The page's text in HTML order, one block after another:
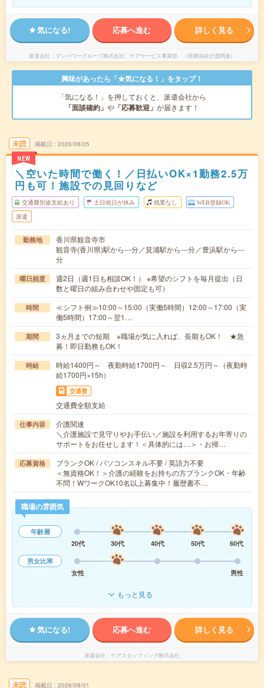
気になる! 応募へ進む 詳しく見る
派遣会社 マンパワーグループ株式会社 ケアサービス事業部 （医療福祉介護関連）
興味があったら「★気になる！」をタップ！
「気になる！」を押しておくと、派遣会社から
「面談確約」 や 「応募歓迎」 が届きます！
未読
NEW
掲載日 2026/08/05
＼空いた時間で働く！／日払いOK×1勤務2.5万
円も可！施設での見回りなど
交通費別途支給あり 土日祝日が休み 残業なし WEB登録OK
派遣
勤務地
香川県観音寺市
観音寺(香川県)駅から---分／箕浦駅から---分／豊浜駅から---
分
曜日頻度
週2日（週1日も相談OK！） ※希望のシフトを毎月提出（日
数と曜日の組み合わせや固定も可）
時間
≪シフト例≫10:00～15:00（実働5時間）12:00～17:00（実
働5時間）17:00～翌1…
期間
3ヵ月までの短期 ※職場が気に入れば、長期もOK！ ★急
募！即日勤務もOK！
時給
時給1400円～ 夜勤時給1700円～ 日収2.5万円～（夜勤時
給1700円×15h）
交通費
交通費全額支給
仕事内容
介護関連
＼介護施設で見守りやお手伝い／施設を利用するお年寄りの
サポートをお任せします！＜具体的には…＞・お掃…
応募資格
ブランクOK / パソコンスキル不要 / 英語力不要
＜無資格OK！＞介護の経験をお持ちの方ブランクOK・年齢
不問！WワークOK10名以上募集中！履歴書不…
職場の雰囲気
年齢層
20代
30代 40代 50代
60代
男女比率
女性
男性
もっと見る
気になる! 応募へ進む 詳しく見る
派遣会社 ケアスタッフィング株式会社
未読 掲載日 2026/08/01